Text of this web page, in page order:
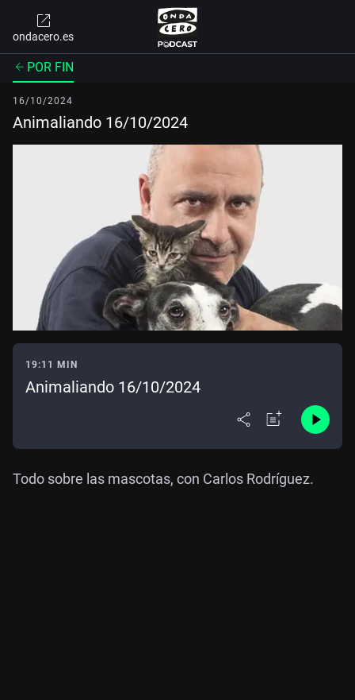
ondacero.es
POR FIN
16/10/2024
Animaliando 16/10/2024
19:11 MIN
Animaliando 16/10/2024
Todo sobre las mascotas, con Carlos Rodríguez.